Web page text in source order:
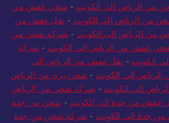
من الرياض الي الكويت - شحن عفش من
من الرياض الى الكويت - نقل عفش من
من الرياض الى الكويت - شركة شحن من
عفش من الرياض الي الكويت - شركة
الكويت - نقل عفش من الرياض الى
الي الكويت - شحن بري من الرياض
الى الكويت - شركة شحن من الرياض
عفش من جدة الى الكويت - شحن من جدة
جدة الى الكويت - شركة شحن من جدة